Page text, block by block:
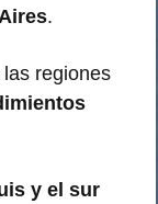
.
regiones
y el sur